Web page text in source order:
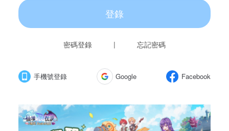
登錄
密碼登錄 | 忘記密碼
手機號登錄 Google Facebook